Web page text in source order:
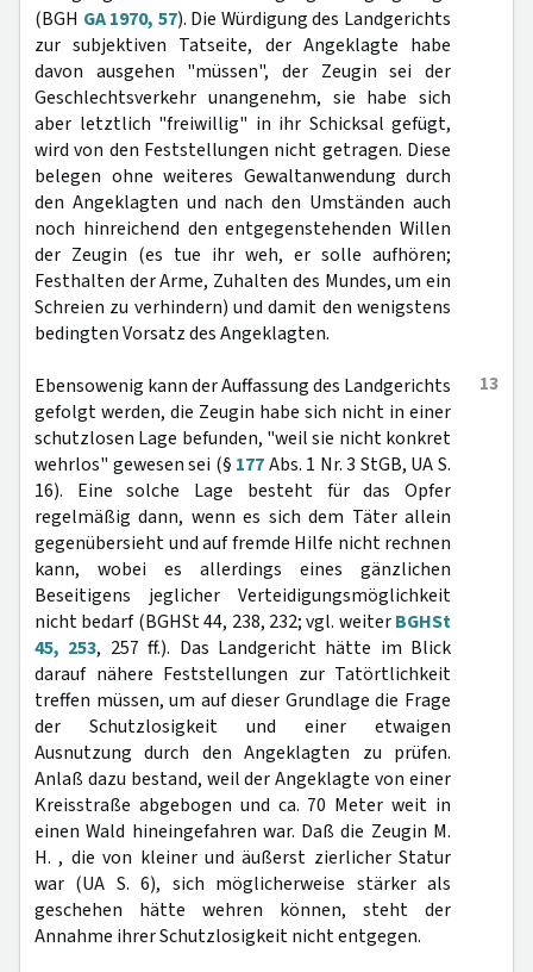
(BGH GA 1970, 57). Die Würdigung des Landgerichts
zur subjektiven Tatseite, der Angeklagte habe
davon ausgehen "müssen", der Zeugin sei der
Geschlechtsverkehr unangenehm, sie habe sich
aber letztlich "freiwillig" in ihr Schicksal gefügt,
wird von den Feststellungen nicht getragen. Diese
belegen ohne weiteres Gewaltanwendung durch
den Angeklagten und nach den Umständen auch
noch hinreichend den entgegenstehenden Willen
der Zeugin (es tue ihr weh, er solle aufhören;
Festhalten der Arme, Zuhalten des Mundes, um ein
Schreien zu verhindern) und damit den wenigstens
bedingten Vorsatz des Angeklagten.
13
Ebensowenig kann der Auffassung des Landgerichts
gefolgt werden, die Zeugin habe sich nicht in einer
schutzlosen Lage befunden, "weil sie nicht konkret
wehrlos" gewesen sei (§ 177Abs. 1 Nr. 3 StGB, UA S.
16). Eine solche Lage besteht für das Opfer
regelmäßig dann, wenn es sich dem Täter allein
gegenübersieht und auf fremde Hilfe nicht rechnen
kann, wobei es allerdings eines gänzlichen
Beseitigens jeglicher Verteidigungsmöglichkeit
nicht bedarf (BGHSt 44, 238, 232; vgl. weiterBGHSt
45, 253, 257 ff.). Das Landgericht hätte im Blick
darauf nähere Feststellungen zur Tatörtlichkeit
treffen müssen, um auf dieser Grundlage die Frage
der Schutzlosigkeit und einer etwaigen
Ausnutzung durch den Angeklagten zu prüfen.
Anlaß dazu bestand, weil der Angeklagte von einer
Kreisstraße abgebogen und ca. 70 Meter weit in
einen Wald hineingefahren war. Daß die Zeugin M.
H. , die von kleiner und äußerst zierlicher Statur
war (UA S. 6), sich möglicherweise stärker als
geschehen hätte wehren können, steht der
Annahme ihrer Schutzlosigkeit nicht entgegen.